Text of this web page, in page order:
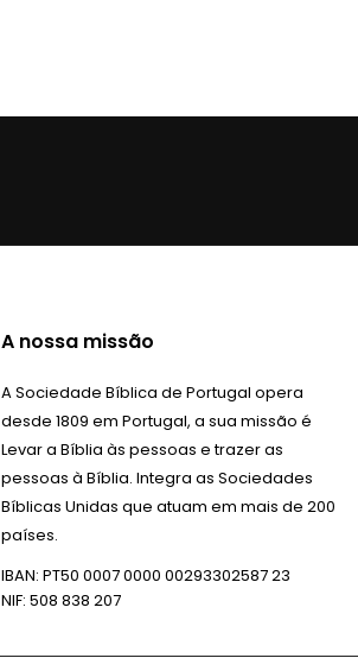
A nossa missão
A Sociedade Bíblica de Portugal opera
desde 1809 em Portugal, a sua missão é
Levar a Bíblia às pessoas e trazer as
pessoas à Bíblia. Integra as Sociedades
Bíblicas Unidas que atuam em mais de 200
países.
IBAN: PT50 0007 0000 00293302587 23
NIF: 508 838 207